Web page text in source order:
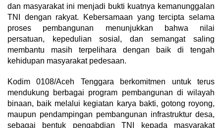
dan masyarakat ini menjadi bukti kuatnya kemanunggalan
TNI dengan rakyat. Kebersamaan yang tercipta selama
proses pembangunan menunjukkan bahwa nilai
persatuan, kepedulian sosial, dan semangat saling
membantu masih terpelihara dengan baik di tengah
kehidupan masyarakat pedesaan.
Kodim 0108/Aceh Tenggara berkomitmen untuk terus
mendukung berbagai program pembangunan di wilayah
binaan, baik melalui kegiatan karya bakti, gotong royong,
maupun pendampingan pembangunan infrastruktur desa,
sebagai bentuk pengabdian TNI kepada masyarakat